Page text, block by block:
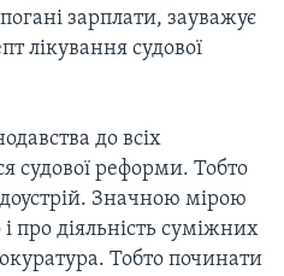
зарплати, зауважує
лікування судової
до всіх
судової реформи. Тобто
Значною мірою
про діяльність суміжних
Тобто починати